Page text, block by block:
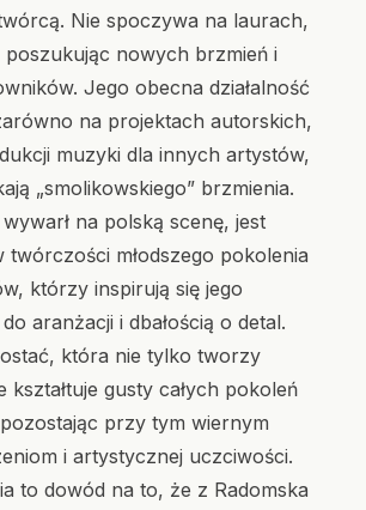
Nie spoczywa na laurach,
poszukując nowych brzmień i
Jego obecna działalność
na projektach autorskich,
muzyki dla innych artystów,
„smolikowskiego” brzmienia.
wywarł na polską scenę, jest
twórczości młodszego pokolenia
którzy inspirują się jego
aranżacji i dbałością o detal.
która nie tylko tworzy
kształtuje gusty całych pokoleń
przy tym wiernym
i artystycznej uczciwości.
to dowód na to, że z Radomska